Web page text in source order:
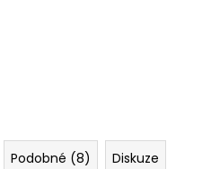
Podobné (8) Diskuze